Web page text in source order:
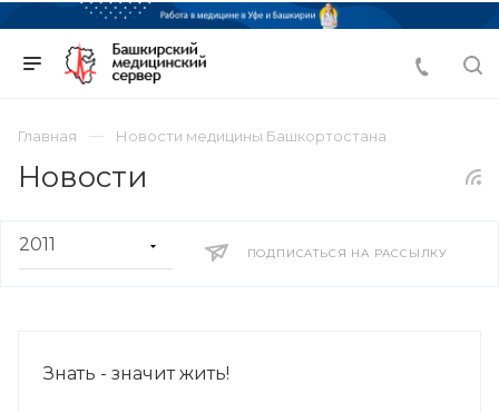
Главная Новости медицины Башкортостана
Новости
ПОДПИСАТЬСЯ НА РАССЫЛКУ
Знать - значит жить!